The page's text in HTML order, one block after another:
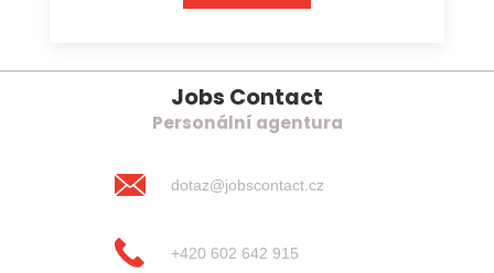
Jobs Contact
Personální agentura
dotaz@jobscontact.cz
+420 602 642 915